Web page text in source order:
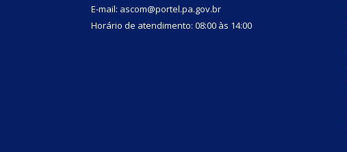
E-mail: ascom@portel.pa.gov.br
Horário de atendimento: 08:00 às 14:00